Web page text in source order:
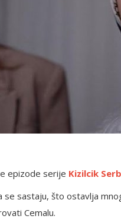
epizode serije Kizilcik
se sastaju, što ostavlja
Cemalu.